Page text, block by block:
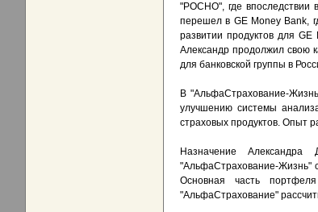
"РОСНО", где впоследствии
перешел в GE Money Bank,
развитии продуктов для
Александр продолжил свою
для банковской группы в
В "АльфаСтрахование-
улучшению системы
страховых продуктов. Опыт
Назначение
"АльфаCтрахование-Жизнь"
Основная часть
"АльфаСтрахование"